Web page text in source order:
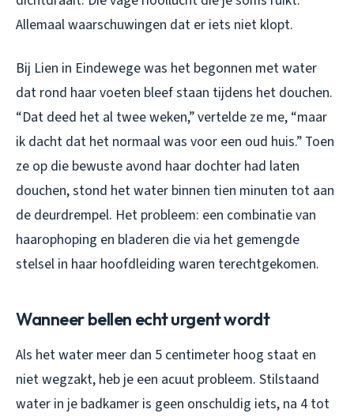
Allemaal waarschuwingen dat er iets niet klopt.
Bij Lien in Eindewege was het begonnen met water
dat rond haar voeten bleef staan tijdens het douchen.
“Dat deed het al twee weken,” vertelde ze me, “maar
ik dacht dat het normaal was voor een oud huis.” Toen
ze op die bewuste avond haar dochter had laten
douchen, stond het water binnen tien minuten tot aan
de deurdrempel. Het probleem: een combinatie van
haarophoping en bladeren die via het gemengde
stelsel in haar hoofdleiding waren terechtgekomen.
Wanneer bellen echt urgent wordt
Als het water meer dan 5 centimeter hoog staat en
niet wegzakt, heb je een acuut probleem. Stilstaand
water in je badkamer is geen onschuldig iets, na 4 tot